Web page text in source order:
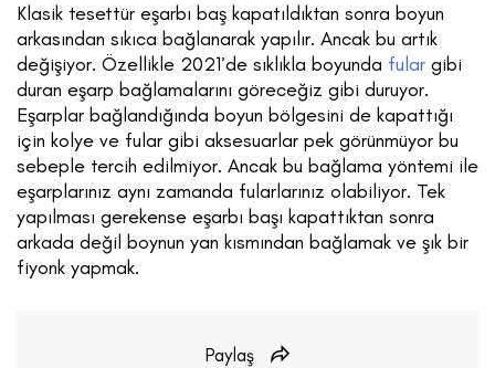
Klasik tesettür eşarbı baş kapatıldıktan sonra boyun
arkasından sıkıca bağlanarak yapılır. Ancak bu artık
değişiyor. Özellikle 2021’de sıklıkla boyunda fular gibi
duran eşarp bağlamalarını göreceğiz gibi duruyor.
Eşarplar bağlandığında boyun bölgesini de kapattığı
için kolye ve fular gibi aksesuarlar pek görünmüyor bu
sebeple tercih edilmiyor. Ancak bu bağlama yöntemi ile
eşarplarınız aynı zamanda fularlarınız olabiliyor. Tek
yapılması gerekense eşarbı başı kapattıktan sonra
arkada değil boynun yan kısmından bağlamak ve şık bir
fiyonk yapmak.
Paylaş